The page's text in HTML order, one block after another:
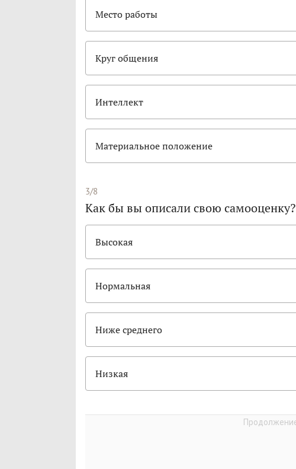
Место работы
Круг общения
Интеллект
Материальное положение
3/8
Как бы вы описали свою самооценку?
Высокая
Нормальная
Ниже среднего
Низкая